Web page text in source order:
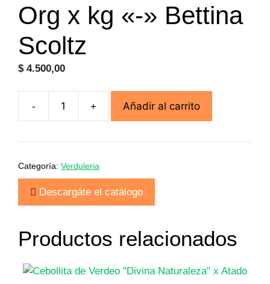
Org x kg «-» Bettina
Scoltz
$4.500,00
-
Manzana
Lady
kg
"-
Bettina
Scoltz
+ Añadir al carrito
Categoría: Verduleria
Descargáte el catálogo
Productos relacionados